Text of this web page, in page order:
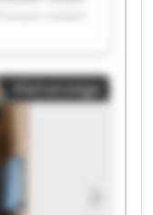
GmbH
GmbH
GmbH
GmbH
GmbH
GmbH
Kleinanzeige